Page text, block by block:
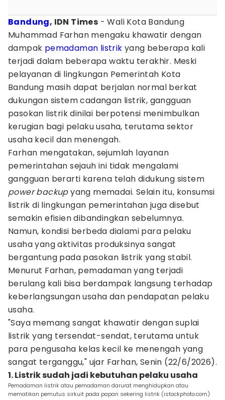
Bandung, IDN Times - Wali Kota Bandung
Muhammad Farhan mengaku khawatir dengan
dampak pemadaman listrik yang beberapa kali
terjadi dalam beberapa waktu terakhir. Meski
pelayanan di lingkungan Pemerintah Kota
Bandung masih dapat berjalan normal berkat
dukungan sistem cadangan listrik, gangguan
pasokan listrik dinilai berpotensi menimbulkan
kerugian bagi pelaku usaha, terutama sektor
usaha kecil dan menengah.
Farhan mengatakan, sejumlah layanan
pemerintahan sejauh ini tidak mengalami
gangguan berarti karena telah didukung sistem
power backupyang memadai. Selain itu, konsumsi
listrik di lingkungan pemerintahan juga disebut
semakin efisien dibandingkan sebelumnya.
Namun, kondisi berbeda dialami para pelaku
usaha yang aktivitas produksinya sangat
bergantung pada pasokan listrik yang stabil.
Menurut Farhan, pemadaman yang terjadi
berulang kali bisa berdampak langsung terhadap
keberlangsungan usaha dan pendapatan pelaku
usaha.
"Saya memang sangat khawatir dengan suplai
listrik yang tersendat-sendat, terutama untuk
para pengusaha kelas kecil ke menengah yang
sangat terganggu," ujar Farhan, Senin (22/6/2026).
1. Listrik sudah jadi kebutuhan pelaku usaha
Pemadaman listrik atau pemadaman darurat menghidupkan atau
mematikan pemutus sirkuit pada papan sekering listrik (istockphoto.com)